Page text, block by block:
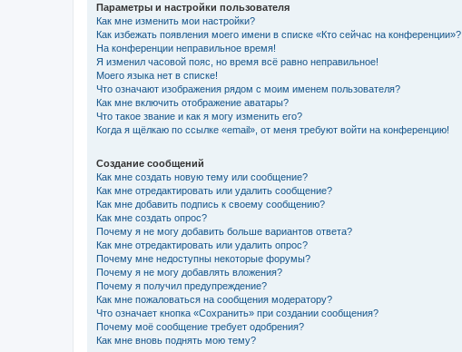
Параметры и настройки пользователя
Как мне изменить мои настройки?
Как избежать появления моего имени в списке «Кто сейчас на конференции»?
На конференции неправильное время!
Я изменил часовой пояс, но время всё равно неправильное!
Моего языка нет в списке!
Что означают изображения рядом с моим именем пользователя?
Как мне включить отображение аватары?
Что такое звание и как я могу изменить его?
Когда я щёлкаю по ссылке «email», от меня требуют войти на конференцию!
Создание сообщений
Как мне создать новую тему или сообщение?
Как мне отредактировать или удалить сообщение?
Как мне добавить подпись к своему сообщению?
Как мне создать опрос?
Почему я не могу добавить больше вариантов ответа?
Как мне отредактировать или удалить опрос?
Почему мне недоступны некоторые форумы?
Почему я не могу добавлять вложения?
Почему я получил предупреждение?
Как мне пожаловаться на сообщения модератору?
Что означает кнопка «Сохранить» при создании сообщения?
Почему моё сообщение требует одобрения?
Как мне вновь поднять мою тему?